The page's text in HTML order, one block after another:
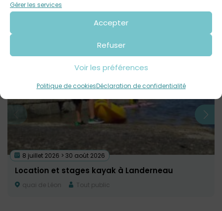
Gérer les services
Accepter
Refuser
Voir les préférences
Politique de cookiesDéclaration de confidentialité
Contact : 02 56 31 28 15
Autres événementsà venir
8 juillet 2026 > 30 août 2026
Location et stages kayak à Landerneau
quai de Léon Tout public